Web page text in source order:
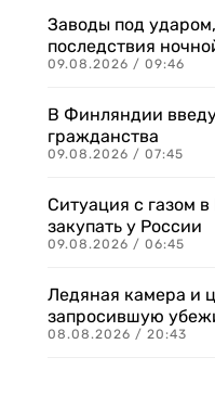
Заводы под
последствия
09.08.2026 / 09:46
В Финляндии
гражданства
09.08.2026 / 07:45
Ситуация с газом
закупать у России
09.08.2026 / 06:45
Ледяная камера и
запросившую
08.08.2026 / 20:43